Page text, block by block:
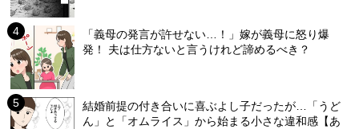
「義母の発言が許せない…！」嫁が義母に怒り爆
発！ 夫は仕方ないと言うけれど諦めるべき？
結婚前提の付き合いに喜ぶよし子だったが…「うど
ん」と「オムライス」から始まる小さな違和感【あ